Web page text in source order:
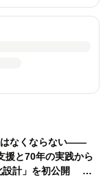
はなくならない――
援と70年の実践から
設計」を初公開 書